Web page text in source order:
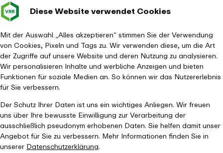
Diese Website verwendet Cookies
Mit der Auswahl „Alles akzeptieren“ stimmen Sie der Verwendung
von Cookies, Pixeln und Tags zu. Wir verwenden diese, um die Art
der Zugriffe auf unsere Website und deren Nutzung zu analysieren.
Wir personalisieren Inhalte und werbliche Anzeigen und bieten
Funktionen für soziale Medien an. So können wir das Nutzererlebnis
für Sie verbessern.
Der Schutz Ihrer Daten ist uns ein wichtiges Anliegen. Wir freuen
uns über Ihre bewusste Einwilligung zur Verarbeitung der
ausschließlich pseudonym erhobenen Daten. Sie helfen damit unser
Angebot für Sie zu verbessern. Mehr Informationen finden Sie in
unsererDatenschutzerklärung.
Verkehrsverbund Baustellen im
Leichte
Startseite Aktuelles Magazin NRW-Mobilitätsforum 2022